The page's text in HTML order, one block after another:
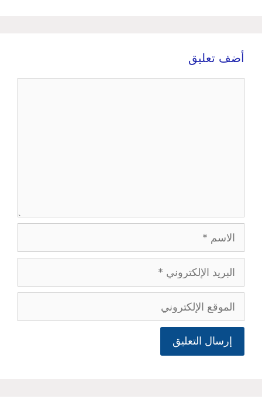
أضف تعليق
الاسم
البريد
الإلكتروني
الموقع
الإلكتروني